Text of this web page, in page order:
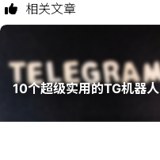
相关文章
10个超级实用的TG机器人